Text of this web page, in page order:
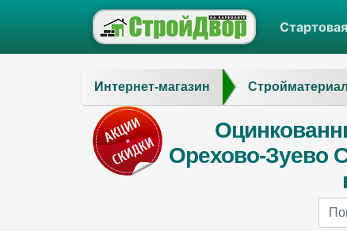
Стартовая
Интернет-магазин
Орехово-Зуево